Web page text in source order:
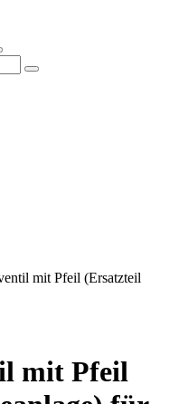
Suchen
mit Pfeil (Ersatzteil
mit Pfeil